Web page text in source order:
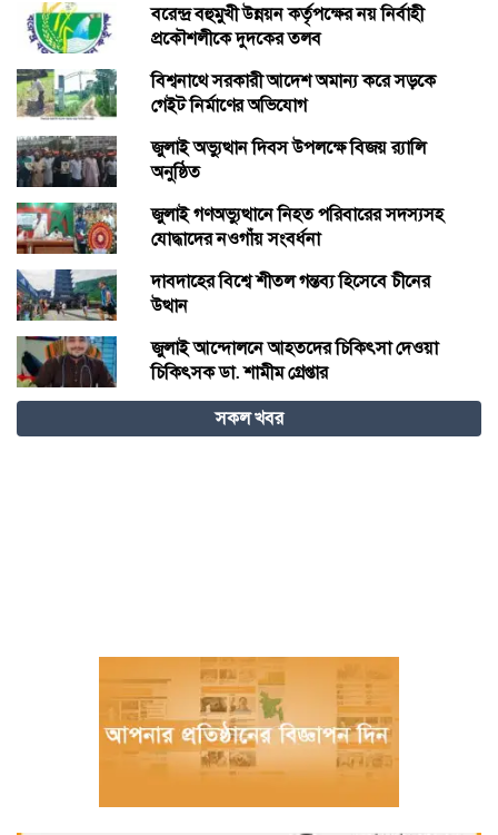
বরেন্দ্র বহুমুখী উন্নয়ন কর্তৃপক্ষের নয় নির্বাহী
প্রকৌশলীকে দুদকের তলব
বিশ্বনাথে সরকারী আদেশ অমান্য করে সড়কে
গেইট নির্মাণের অভিযোগ
জুলাই অভ্যুত্থান দিবস উপলক্ষে বিজয় র‍্যালি
অনুষ্ঠিত
জুলাই গণঅভ্যুত্থানে নিহত পরিবারের সদস্যসহ
যোদ্ধাদের নওগাঁয় সংবর্ধনা
দাবদাহের বিশ্বে শীতল গন্তব্য হিসেবে চীনের
উত্থান
জুলাই আন্দোলনে আহতদের চিকিৎসা দেওয়া
চিকিৎসক ডা. শামীম গ্রেপ্তার
বিজ্ঞান – উদ্ভাবন ও কৃত্রিম বুদ্ধিমত্তায় ভবিষ্যতের
চীন
চিতলমারী থানা প্রেসক্লাবের কমিটি ঘোষণা :
সভাপতি শহিদুল হক টিপু, সিনি: সহ সভাপতি
মো: আজাদ খান, সাধারণ সম্পাদক অরুন কুমার
সরকার।
সকল খবর